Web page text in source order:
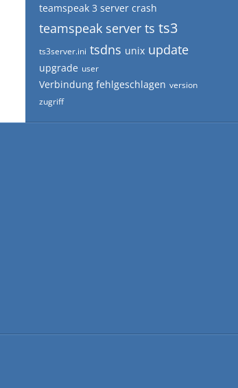
teamspeak 3 server crash
teamspeak server ts ts3
ts3server.ini tsdns unix update
upgrade user
Verbindung fehlgeschlagen version
zugriff